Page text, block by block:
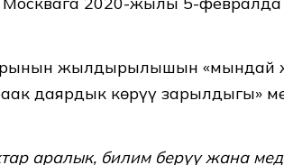
жылдырылышын «мындай
даярдык көрүү зарылдыгы»
аралык, билим берүү жана